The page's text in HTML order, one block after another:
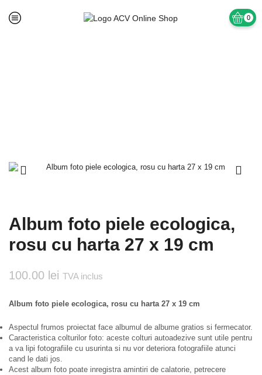
0
Album foto piele ecologica,
rosu cu harta 27 x 19 cm
100.00 lei TVA inclus
Album foto piele ecologica, rosu cu harta 27 x 19 cm
Aspectul frumos proiectat face albumul de albume gratios si fermecator.
Caracteristica colturilor foto: aceste colturi autoadezive sunt utile pentru
a va lipi fotografiile cu usurinta si nu vor deteriora fotografiile atunci
cand le dati jos.
Acest album foto poate inregistra amintiri de calatorie, petrecere